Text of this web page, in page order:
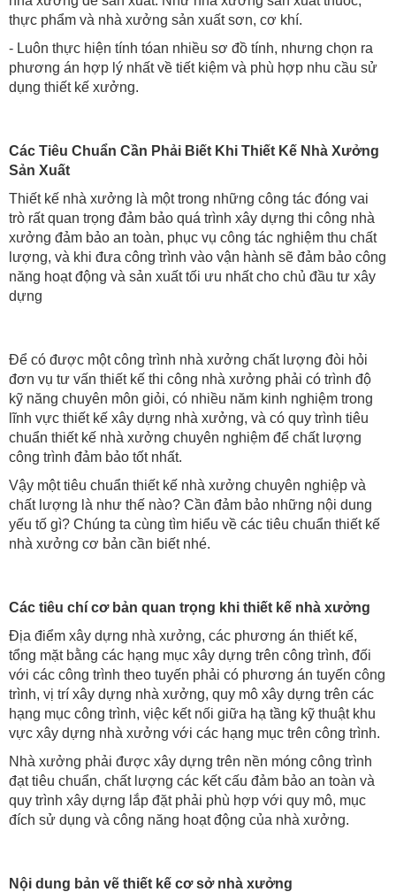
thực phẩm và nhà xưởng sản xuất sơn, cơ khí.
- Luôn thực hiện tính tóan nhiều sơ đồ tính, nhưng chọn ra
phương án hợp lý nhất về tiết kiệm và phù hợp nhu cầu sử
dụng thiết kế xưởng.
Các Tiêu Chuẩn Cần Phải Biết Khi Thiết Kế Nhà Xưởng
Sản Xuất
Thiết kế nhà xưởng là một trong những công tác đóng vai
trò rất quan trọng đảm bảo quá trình xây dựng thi công nhà
xưởng đảm bảo an toàn, phục vụ công tác nghiệm thu chất
lượng, và khi đưa công trình vào vận hành sẽ đảm bảo công
năng hoạt động và sản xuất tối ưu nhất cho chủ đầu tư xây
dựng
Để có được một công trình nhà xưởng chất lượng đòi hỏi
đơn vụ tư vấn thiết kế thi công nhà xưởng phải có trình độ
kỹ năng chuyên môn giỏi, có nhiều năm kinh nghiệm trong
lĩnh vực thiết kế xây dựng nhà xưởng, và có quy trình tiêu
chuẩn thiết kế nhà xưởng chuyên nghiệm để chất lượng
công trình đảm bảo tốt nhất.
Vậy một tiêu chuẩn thiết kế nhà xưởng chuyên nghiệp và
chất lượng là như thế nào? Cần đảm bảo những nội dung
yếu tố gì? Chúng ta cùng tìm hiểu về các tiêu chuẩn thiết kế
nhà xưởng cơ bản cần biết nhé.
Các tiêu chí cơ bản quan trọng khi thiết kế nhà xưởng
Địa điểm xây dựng nhà xưởng, các phương án thiết kế,
tổng mặt bằng các hạng mục xây dựng trên công trình, đối
với các công trình theo tuyến phải có phương án tuyến công
trình, vị trí xây dựng nhà xưởng, quy mô xây dựng trên các
hạng mục công trình, việc kết nối giữa hạ tầng kỹ thuật khu
vực xây dựng nhà xưởng với các hạng mục trên công trình.
Nhà xưởng phải được xây dựng trên nền móng công trình
đạt tiêu chuẩn, chất lượng các kết cấu đảm bảo an toàn và
quy trình xây dựng lắp đặt phải phù hợp với quy mô, mục
đích sử dụng và công năng hoạt động của nhà xưởng.
Nội dung bản vẽ thiết kế cơ sở nhà xưởng